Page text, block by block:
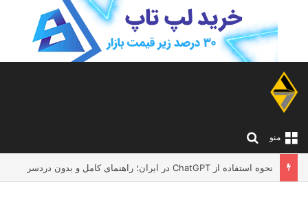
منو
لپ تاپ مناسب معلم ها و اساتید دانشگاه؛ چه مدلی بخریم که تدریس و کار آنلاین را بدون دردسر انجام دهد؟